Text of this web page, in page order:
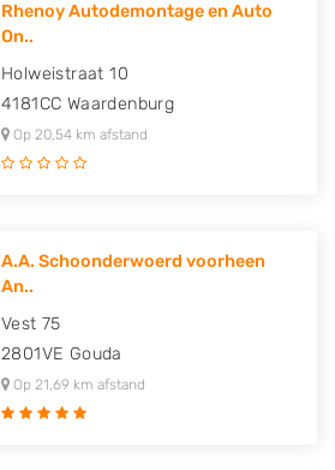
Rhenoy Autodemontage en Auto
On..
Holweistraat 10
4181CC Waardenburg
Op 20,54 km afstand
A.A. Schoonderwoerd voorheen
An..
Vest 75
2801VE Gouda
Op 21,69 km afstand